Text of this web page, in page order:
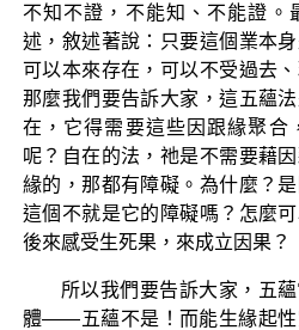
不知不證，不能知、不能證。
述，敘述著說：只要這個業本
可以本來存在，可以不受過去
那麼我們要告訴大家，這五蘊
在，它得需要這些因跟緣聚合
呢？自在的法，祂是不需要藉
緣的，那都有障礙。為什麼？
這個不就是它的障礙嗎？怎麼
後來感受生死果，來成立因果？
所以我們要告訴大家，五
體——五蘊不是！而能生緣起性